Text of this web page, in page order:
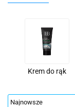
Krem do rąk